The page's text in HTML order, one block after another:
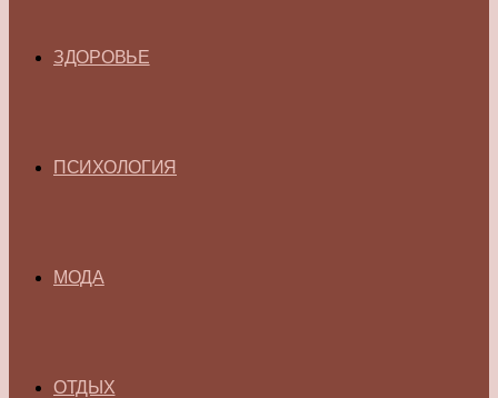
ЗДОРОВЬЕ
ПСИХОЛОГИЯ
МОДА
ОТДЫХ